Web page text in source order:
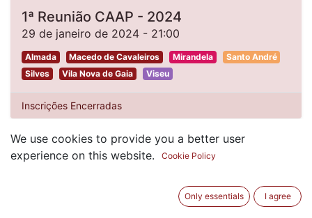
1ª Reunião CAAP - 2024
29 de janeiro de 2024 - 21:00
Almada Macedo de Cavaleiros Mirandela
Santo André
Silves
Vila Nova de Gaia Viseu
Inscrições Encerradas
We use cookies to provide you a better user
experience on this website.
Cookie Policy
Only essentials I agree